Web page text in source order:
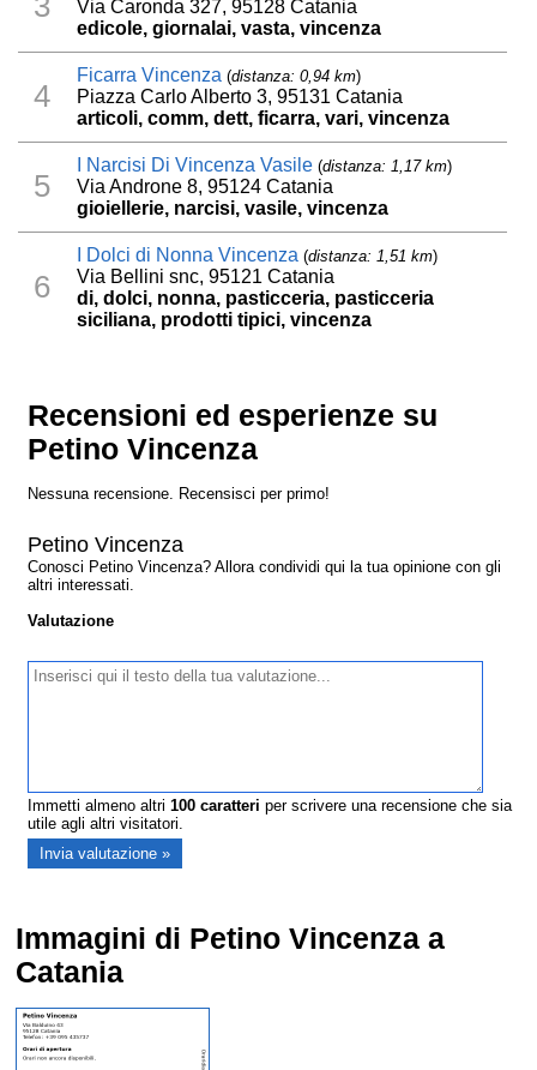
Via Caronda 327, 95128 Catania
edicole, giornalai, vasta, vincenza
4
Ficarra Vincenza (distanza: 0,94 km)
Piazza Carlo Alberto 3, 95131 Catania
articoli, comm, dett, ficarra, vari, vincenza
5
I Narcisi Di Vincenza Vasile (distanza: 1,17 km)
Via Androne 8, 95124 Catania
gioiellerie, narcisi, vasile, vincenza
6
I Dolci di Nonna Vincenza (distanza: 1,51 km)
Via Bellini snc, 95121 Catania
di, dolci, nonna, pasticceria, pasticceria
siciliana, prodotti tipici, vincenza
Recensioni ed esperienze su
Petino Vincenza
Nessuna recensione. Recensisci per primo!
Petino Vincenza
Conosci Petino Vincenza? Allora condividi qui la tua opinione con gli
altri interessati.
Valutazione
Immetti almeno altri100 caratteri per scrivere una recensione che sia
utile agli altri visitatori.
Immagini di Petino Vincenza a
Catania